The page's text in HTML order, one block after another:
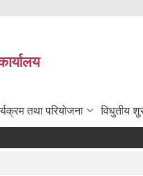
तथा परियोजना विधुतीय